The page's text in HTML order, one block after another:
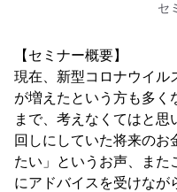
セ
【セミナー概要】
現在、新型コロナウイル
が増えたという方も多く
まで、考えなくてはと
回しにしていた将来のお
たい」というお声、また
にアドバイスを受けなが